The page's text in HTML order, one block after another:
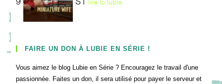
lire la lubie
FAIRE UN DON À LUBIE EN SÉRIE !
Vous aimez le blog Lubie en Série ? Encouragez le travail d'une
passionnée. Faites un don, il sera utilisé pour payer le serveur et